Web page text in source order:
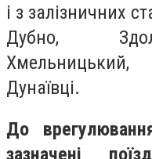
і з залізничних
Дубно,
Хмельницький,
Дунаївці.
До
зазначені